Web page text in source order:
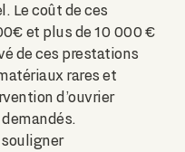
Le coût de ces
et plus de 10 000 €
de ces prestations
rares et
d’ouvrier